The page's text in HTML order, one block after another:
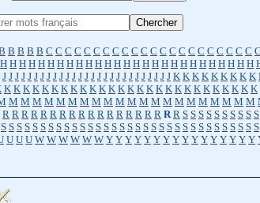
B B B B C C C C C C C C C C C C C C C C C C C C C C C
H H H H H H H H H H H H H H H H H H H H H H H H H H H
J J J J J J J J J J J J J J J J J J J J J J J J J J J K K K K K K K K K
K K K K K K K K K K K K K K K K K K K K K K K K K K K
M M M M M M M M M M M M M M M M M M M M M
R R R R R R R R R R R R R R R R R R R S S S S S S S S S S
S S S S S S S S S S S S S S S S S S S S S S S S S S S S S S S S S
U U U W W W W W W Y Y Y Y Y Y Y Y Y Y Y Y Y Y Y Y